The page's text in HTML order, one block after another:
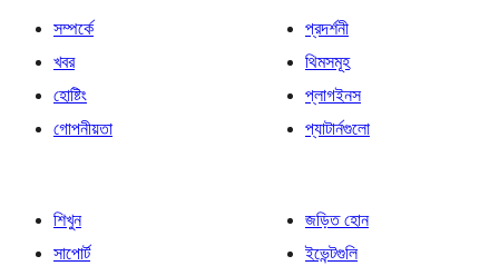
সম্পর্কে
খবর
হোষ্টিং
গোপনীয়তা
প্রদর্শনী
থিমসমূহ
প্লাগইনস
প্যাটার্নগুলো
শিখুন
সাপোর্ট
জড়িত হোন
ইভেন্টগুলি